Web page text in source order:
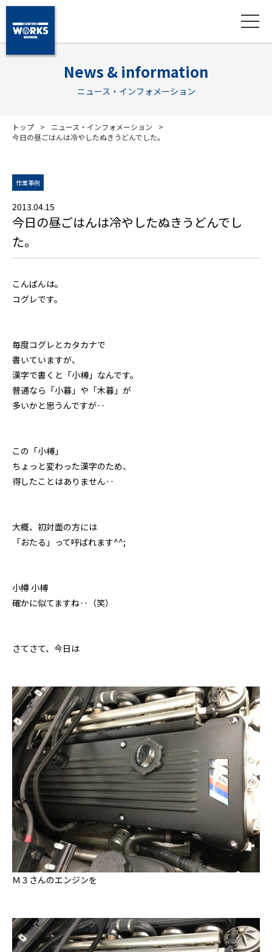
News & information
ニュース・インフォメーション
トップ
ニュース・インフォメーション
今日の昼ごはんは冷やしたぬきうどんでした。
作業事例
2013.04.15
今日の昼ごはんは冷やしたぬきうどんでし
た。
こんばんは。
コグレです。
毎度コグレとカタカナで
書いていますが、
漢字で書くと「小榑」なんです。
普通なら「小暮」や「木暮」が
多いかと思うんですが‥
この「小榑」
ちょっと変わった漢字のため、
得したことはありません‥
大概、初対面の方には
「おたる」って呼ばれます^^;
小樽 小榑
確かに似てますね‥（笑）
さてさて、今日は
Ｍ３さんのエンジンを